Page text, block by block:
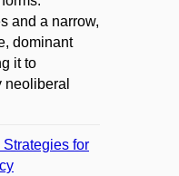
and a narrow,
dominant
it to
for